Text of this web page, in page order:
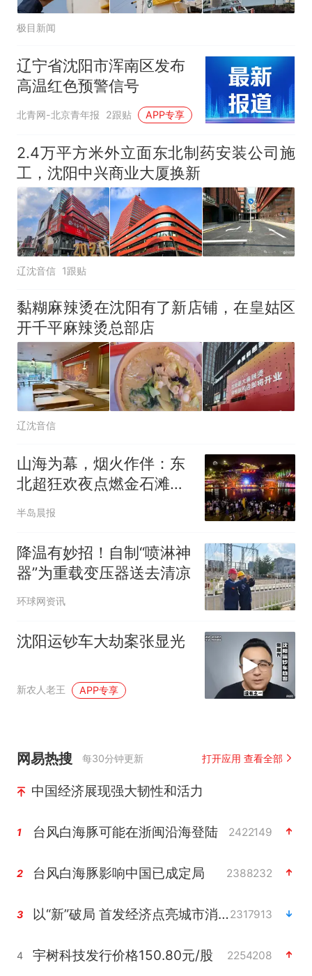
极目新闻
辽宁省沈阳市浑南区发布
高温红色预警信号
北青网-北京青年报 2跟贴 APP专享
2.4万平方米外立面东北制药安装公司施
工，沈阳中兴商业大厦换新
辽沈音信 1跟贴
黏糊麻辣烫在沈阳有了新店铺，在皇姑区
开千平麻辣烫总部店
辽沈音信
山海为幕，烟火作伴：东
北超狂欢夜点燃金石滩不
眠夏夜
半岛晨报
降温有妙招！自制“喷淋神
器”为重载变压器送去清凉
环球网资讯
沈阳运钞车大劫案张显光
新农人老王 APP专享
网易热搜 每30分钟更新 打开应用 查看全部
中国经济展现强大韧性和活力
1 台风白海豚可能在浙闽沿海登陆 2422149
2 台风白海豚影响中国已成定局 2388232
3 以“新”破局 首发经济点亮城市消费活力2317913
4 宇树科技发行价格150.80元/股 2254208